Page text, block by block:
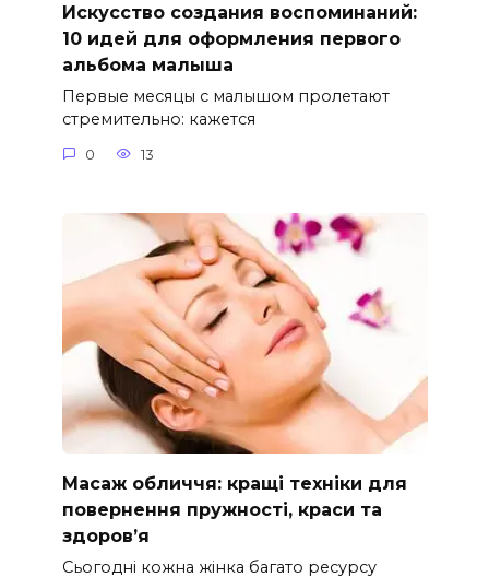
Искусство создания воспоминаний:
10 идей для оформления первого
альбома малыша
Первые месяцы с малышом пролетают
стремительно: кажется
0 13
Масаж обличчя: кращі техніки для
повернення пружності, краси та
здоров’я
Сьогодні кожна жінка багато ресурсу